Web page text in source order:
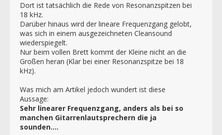
Dort ist tatsächlich die Rede von Resonanzspitzen bei
18 kHz.
Darüber hinaus wird der lineare Frequenzgang gelobt,
was sich in einem ausgezeichneten Cleansound
wiederspiegelt.
Nur beim vollen Brett kommt der Kleine nicht an die
Großen heran (Klar bei einer Resonanzspitze bei 18
kHz).
Was mich am Artikel jedoch wundert ist diese
Aussage:
Sehr linearer Frequenzgang, anders als bei so
manchen Gitarrenlautsprechern die ja
sounden....